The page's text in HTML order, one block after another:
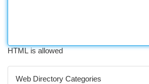
HTML is allowed
Web Directory Categories